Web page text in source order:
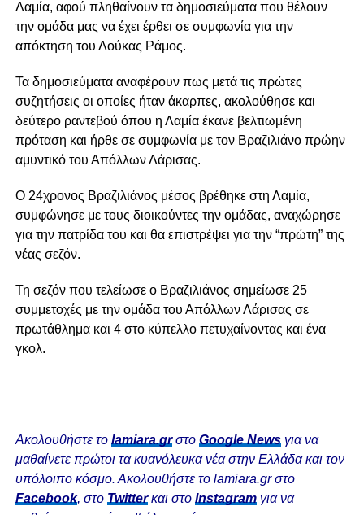
Λαμία, αφού πληθαίνουν τα δημοσιεύματα που θέλουν
την ομάδα μας να έχει έρθει σε συμφωνία για την
απόκτηση του Λούκας Ράμος.
Τα δημοσιεύματα αναφέρουν πως μετά τις πρώτες
συζητήσεις οι οποίες ήταν άκαρπες, ακολούθησε και
δεύτερο ραντεβού όπου η Λαμία έκανε βελτιωμένη
πρόταση και ήρθε σε συμφωνία με τον Βραζιλιάνο πρώην
αμυντικό του Απόλλων Λάρισας.
Ο 24χρονος Βραζιλιάνος μέσος βρέθηκε στη Λαμία,
συμφώνησε με τους διοικούντες την ομάδας, αναχώρησε
για την πατρίδα του και θα επιστρέψει για την “πρώτη” της
νέας σεζόν.
Τη σεζόν που τελείωσε ο Βραζιλιάνος σημείωσε 25
συμμετοχές με την ομάδα του Απόλλων Λάρισας σε
πρωτάθλημα και 4 στο κύπελλο πετυχαίνοντας και ένα
γκολ.
Ακολουθήστε το lamiara.grστο Google Newsγια να
μαθαίνετε πρώτοι τα κυανόλευκα νέα στην Ελλάδα και τον
υπόλοιπο κόσμο. Ακολουθήστε το lamiara.gr στο
Facebook, στο Twitterκαι στο Instagram για να